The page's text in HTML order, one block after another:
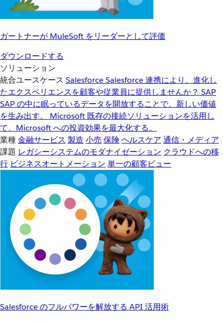
ガートナーが MuleSoft をリーダーとして評価
ダウンロードする
ソリューション
統合ユースケース SalesforceSalesforce 連携により、進化し
たエクスペリエンスを顧客や従業員に提供しませんか？ SAP
SAP の中に眠っているデータを開放することで、新しい価値
を生み出す。
Microsoft 既存の接続ソリューションを活用し
て、Microsoft への投資効果を最大化する。
業種金融サービス 製造 小売 保険 ヘルスケア 通信・メディア
課題 レガシーシステムのモダナイゼーション クラウドへの移
行 ビジネスオートメーション 単一の顧客ビュー
Salesforce のフルパワーを解放する API 活用術